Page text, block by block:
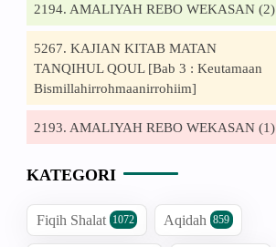
2194. AMALIYAH REBO WEKASAN (2)
5267. KAJIAN KITAB MATAN
TANQIHUL QOUL [Bab 3 : Keutamaan
Bismillahirrohmaanirrohiim]
2193. AMALIYAH REBO WEKASAN (1)
KATEGORI
Fiqih Shalat 1072 Aqidah 859